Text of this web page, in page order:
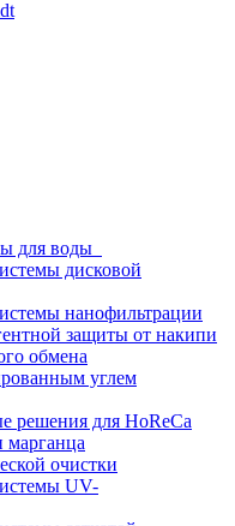
для воды
дисковой
нанофильтрации
защиты от накипи
обмена
углем
решения для HoReCa
марганца
очистки
UV-